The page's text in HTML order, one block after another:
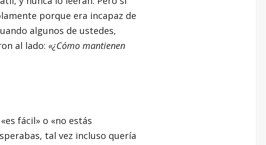
porque era incapaz de
algunos de ustedes,
al lado: «¿Cómo mantienen
fácil» o «no estás
tal vez incluso quería